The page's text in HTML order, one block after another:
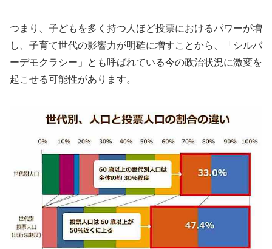
つまり、子どもを多く持つ人ほど投票におけるパワーが増
し、子育て世代の影響力が明確に増すことから、「シルバ
ーデモクラシー」とも呼ばれている今の政治状況に激変を
起こせる可能性があります。